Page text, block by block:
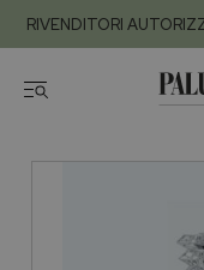
RIVENDITORI